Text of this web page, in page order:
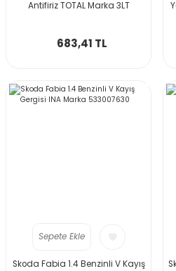
Antifiriz TOTAL Marka 3LT
683,41 TL
Sepete Ekle
Skoda Fabia 1.4 Benzinli V Kayış